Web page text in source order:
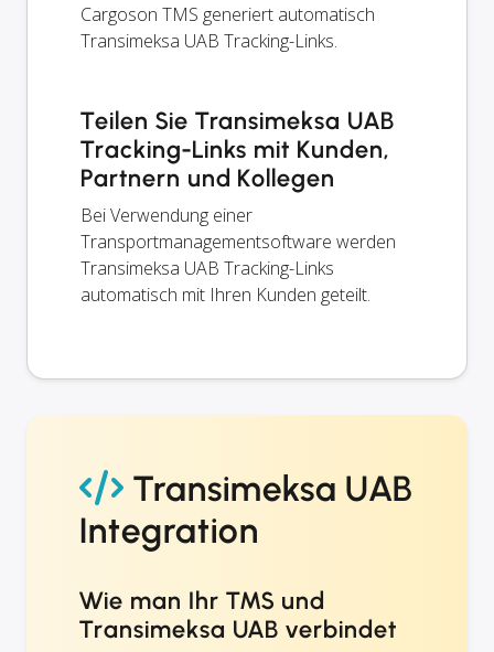
Cargoson TMS generiert automatisch
Transimeksa UAB Tracking-Links.
Teilen Sie Transimeksa UAB
Tracking-Links mit Kunden,
Partnern und Kollegen
Bei Verwendung einer
Transportmanagementsoftware werden
Transimeksa UAB Tracking-Links
automatisch mit Ihren Kunden geteilt.
Transimeksa UAB
Integration
Wie man Ihr TMS und
Transimeksa UAB verbindet